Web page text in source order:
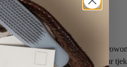
ELLE, Vogue,
Aftonbladet har